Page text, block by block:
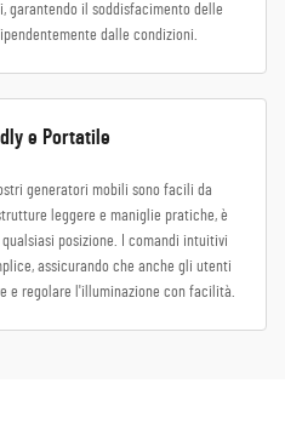
garantendo il soddisfacimento delle
dalle condizioni.
e Portatile
generatori mobili sono facili da
leggere e maniglie pratiche, è
posizione. I comandi intuitivi
assicurando che anche gli utenti
e regolare l'illuminazione con facilità.